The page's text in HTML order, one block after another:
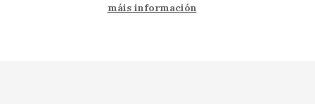
máis información